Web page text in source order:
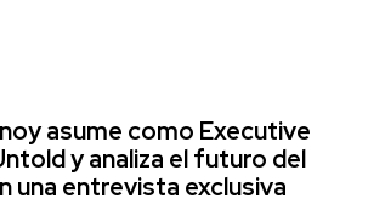
asume como Executive
y analiza el futuro del
una entrevista exclusiva